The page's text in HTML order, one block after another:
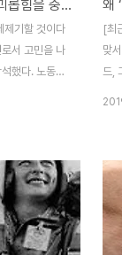
억하는 누군
제법 사실적
다는 ‘웃프
것
기
명
가
노동자연대 지도부는 괴롭힘을 중단하고 사과하라
기할 것이다
서 고민을 나
했다. 노동자
주목받지 못해
모임에서 같이
우마가 남았다
중 하나는 수백
[최
맞
드,
적
한
쟁
쟁